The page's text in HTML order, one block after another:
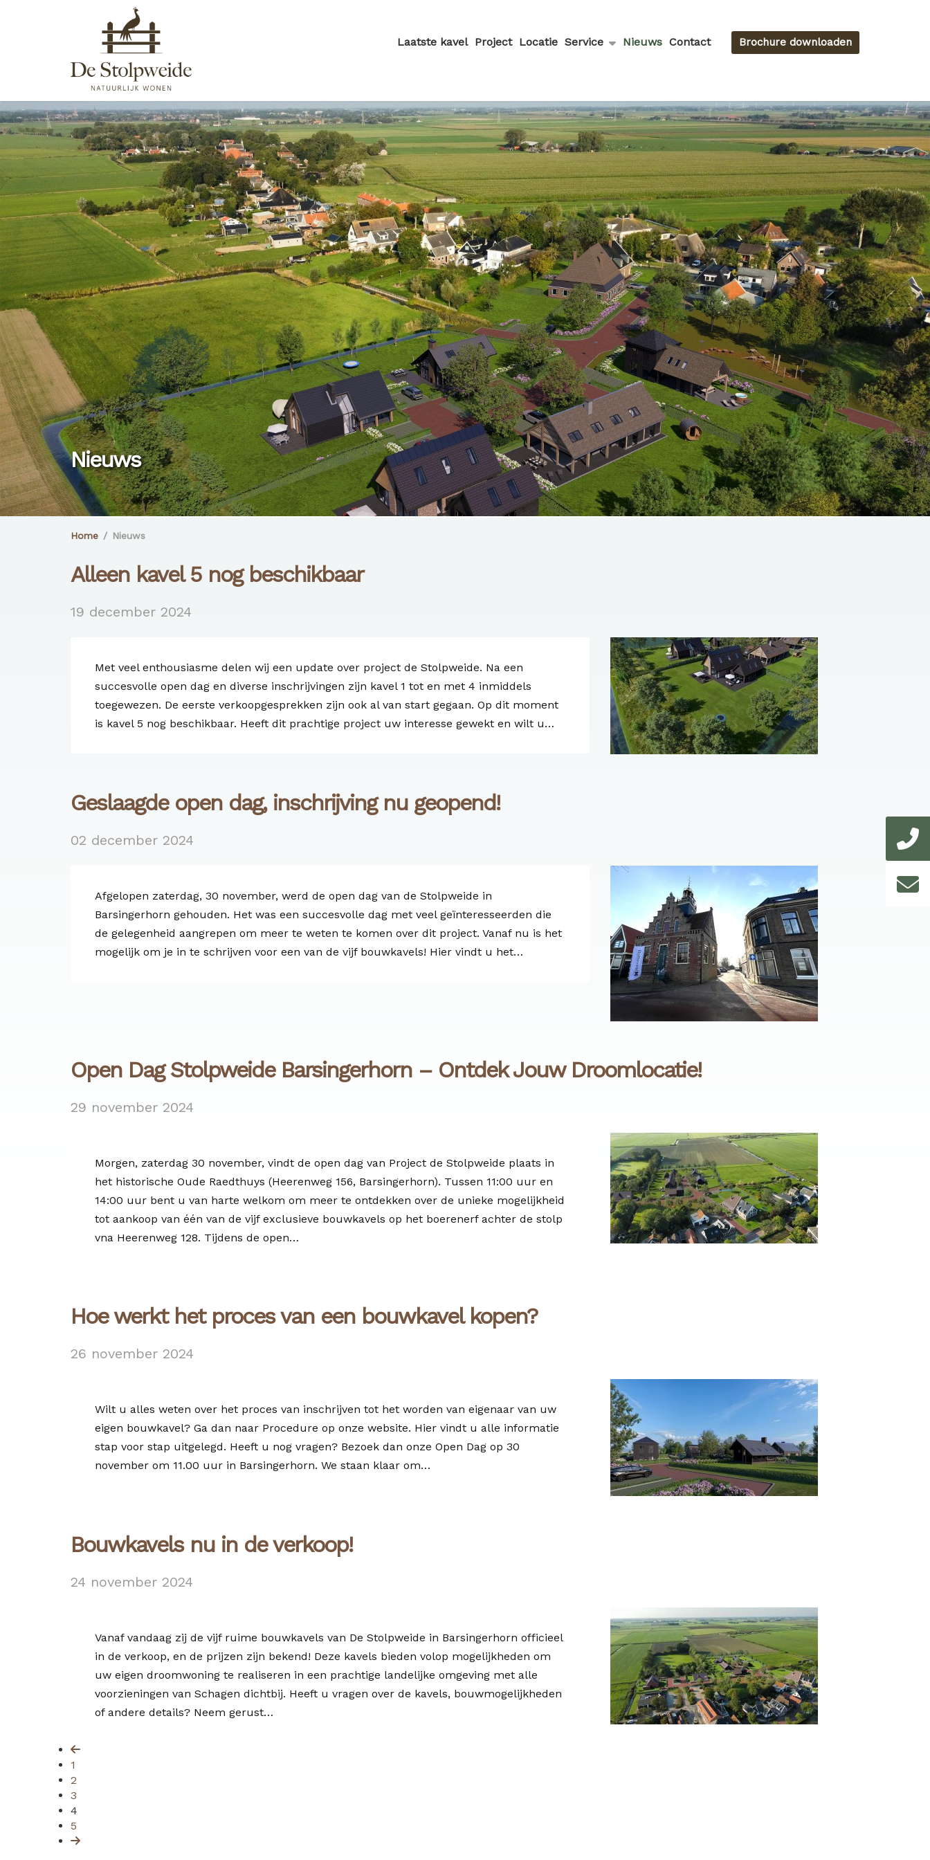
Laatste kavel Project Locatie Service Nieuws Contact Brochure downloaden
Nieuws
Home / Nieuws
Alleen kavel 5 nog beschikbaar
19 december 2024
Met veel enthousiasme delen wij een update over project de Stolpweide. Na een
succesvolle open dag en diverse inschrijvingen zijn kavel 1 tot en met 4 inmiddels
toegewezen. De eerste verkoopgesprekken zijn ook al van start gegaan. Op dit moment
is kavel 5 nog beschikbaar. Heeft dit prachtige project uw interesse gewekt en wilt u…
Geslaagde open dag, inschrijving nu geopend!
02 december 2024
Afgelopen zaterdag, 30 november, werd de open dag van de Stolpweide in
Barsingerhorn gehouden. Het was een succesvolle dag met veel geïnteresseerden die
de gelegenheid aangrepen om meer te weten te komen over dit project. Vanaf nu is het
mogelijk om je in te schrijven voor een van de vijf bouwkavels! Hier vindt u het…
Open Dag Stolpweide Barsingerhorn – Ontdek Jouw Droomlocatie!
29 november 2024
Morgen, zaterdag 30 november, vindt de open dag van Project de Stolpweide plaats in
het historische Oude Raedthuys (Heerenweg 156, Barsingerhorn). Tussen 11:00 uur en
14:00 uur bent u van harte welkom om meer te ontdekken over de unieke mogelijkheid
tot aankoop van één van de vijf exclusieve bouwkavels op het boerenerf achter de stolp
vna Heerenweg 128. Tijdens de open…
Hoe werkt het proces van een bouwkavel kopen?
26 november 2024
Wilt u alles weten over het proces van inschrijven tot het worden van eigenaar van uw
eigen bouwkavel? Ga dan naar Procedure op onze website. Hier vindt u alle informatie
stap voor stap uitgelegd. Heeft u nog vragen? Bezoek dan onze Open Dag op 30
november om 11.00 uur in Barsingerhorn. We staan klaar om…
Bouwkavels nu in de verkoop!
24 november 2024
Vanaf vandaag zij de vijf ruime bouwkavels van De Stolpweide in Barsingerhorn officieel
in de verkoop, en de prijzen zijn bekend! Deze kavels bieden volop mogelijkheden om
uw eigen droomwoning te realiseren in een prachtige landelijke omgeving met alle
voorzieningen van Schagen dichtbij. Heeft u vragen over de kavels, bouwmogelijkheden
of andere details? Neem gerust…
1
2
3
4
5